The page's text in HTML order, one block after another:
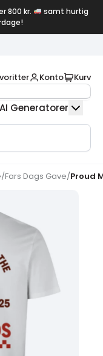
800 kr.
samt hurtig
Konto Kurv
AI Generatorer
/Fars Dags Gave/Proud